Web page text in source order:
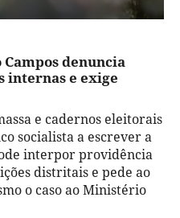
denuncia
internas e exige
e cadernos eleitorais
socialista a escrever a
interpor providência
distritais e pede ao
o caso ao Ministério